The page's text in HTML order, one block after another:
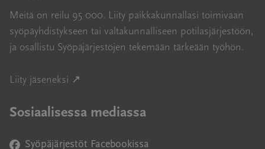
Meitä on reilu 95 000. Liity paikkakunnallasi toimivaan
syöpäyhdistykseen tai valtakunnalliseen potilasjärjestöön,
ja osallistu Syöpäjärjestöjen tekemään tärkeään työhön.
Liity jäseneksi ↗
Sosiaalisessa mediassa
Syöpäjärjestöt Facebookissa